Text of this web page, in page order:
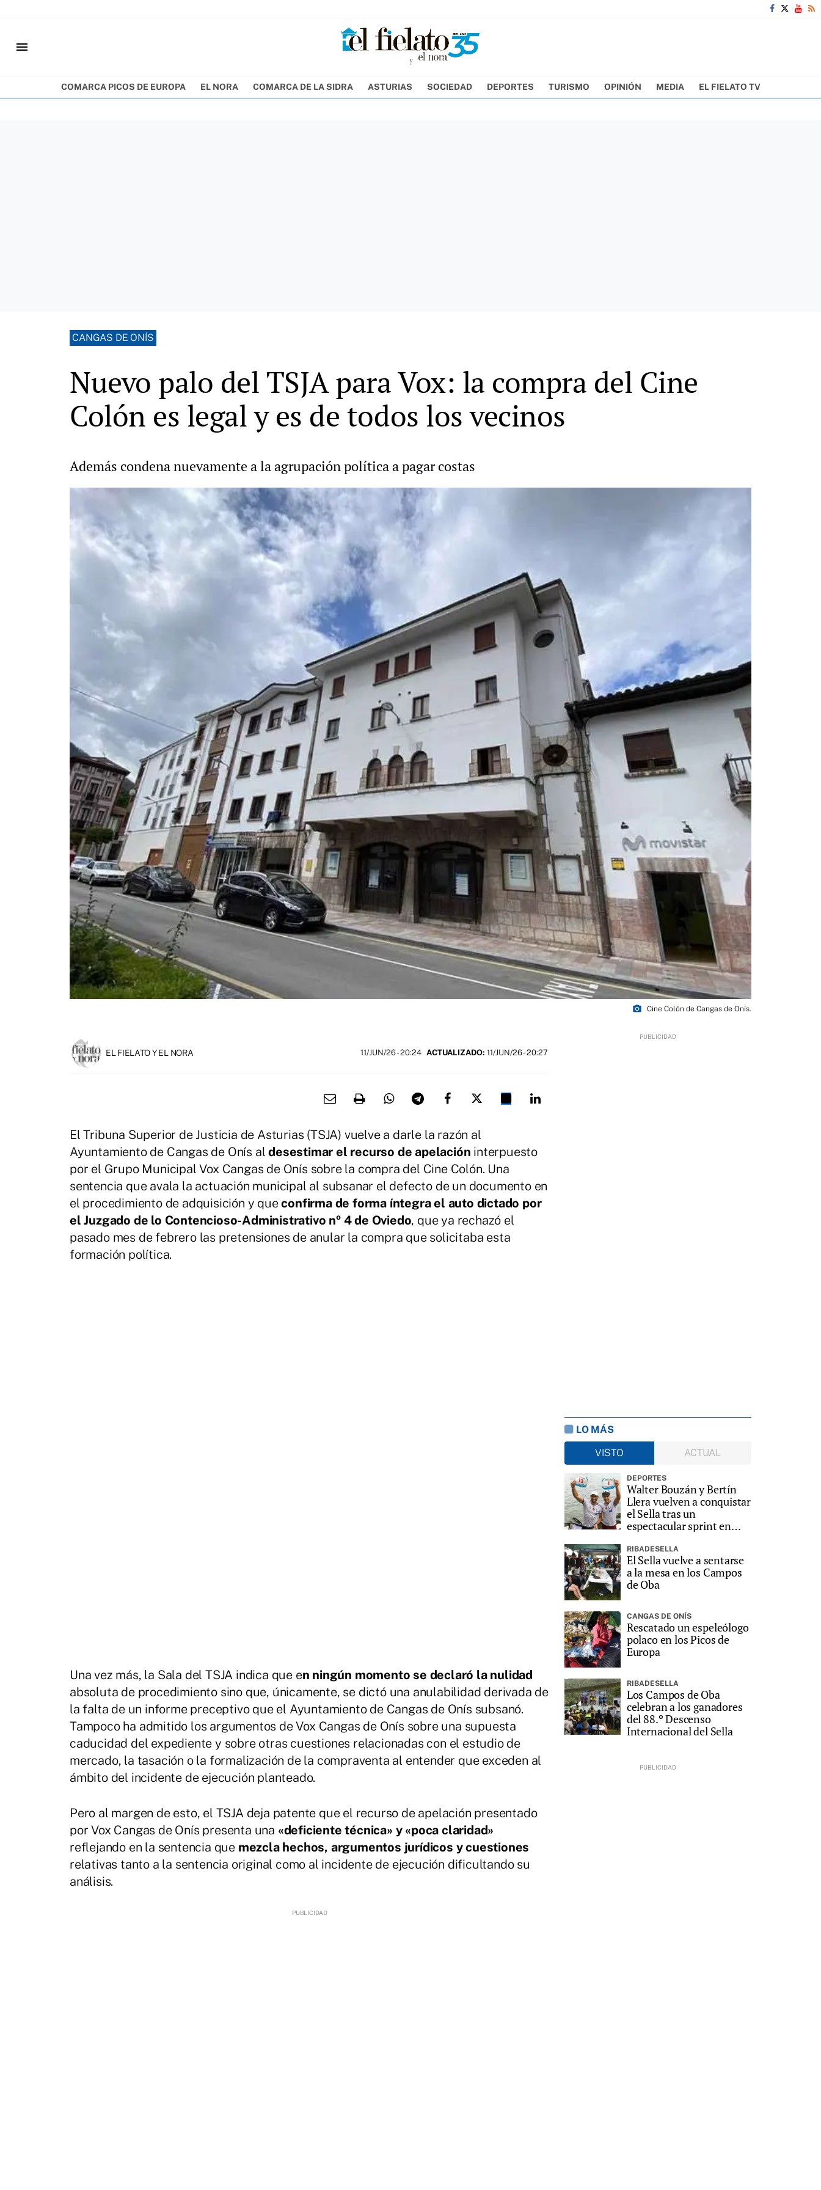
menu
COMARCA PICOS DE EUROPA EL NORA COMARCA DE LA SIDRA ASTURIAS SOCIEDAD DEPORTES TURISMO OPINIÓN MEDIA EL FIELATO TV
CANGAS DE ONÍS
Nuevo palo del TSJA para Vox: la compra del Cine
Colón es legal y es de todos los vecinos
Además condena nuevamente a la agrupación política a pagar costas
photo_camera Cine Colón de Cangas de Onís.
EL FIELATO Y EL NORA 11/JUN/26- 20:24 ACTUALIZADO: 11/JUN/26 - 20:27
El Tribuna Superior de Justicia de Asturias (TSJA) vuelve a darle la razón al
Ayuntamiento de Cangas de Onís aldesestimar el recurso de apelación interpuesto
por el Grupo Municipal Vox Cangas de Onís sobre la compra del Cine Colón. Una
sentencia que avala la actuación municipal al subsanar el defecto de un documento en
el procedimiento de adquisición y queconfirma de forma íntegra el auto dictado por
el Juzgado de lo Contencioso-Administrativo nº 4 de Oviedo, que ya rechazó el
pasado mes de febrero las pretensiones de anular la compra que solicitaba esta
formación política.
Una vez más, la Sala del TSJA indica que en ningún momento se declaró la nulidad
absoluta de procedimiento sino que, únicamente, se dictó una anulabilidad derivada de
la falta de un informe preceptivo que el Ayuntamiento de Cangas de Onís subsanó.
Tampoco ha admitido los argumentos de Vox Cangas de Onís sobre una supuesta
caducidad del expediente y sobre otras cuestiones relacionadas con el estudio de
mercado, la tasación o la formalización de la compraventa al entender que exceden al
ámbito del incidente de ejecución planteado.
Pero al margen de esto, el TSJA deja patente que el recurso de apelación presentado
por Vox Cangas de Onís presenta una «deficiente técnica» y «poca claridad»
reflejando en la sentencia que mezcla hechos, argumentos jurídicos y cuestiones
relativas tanto a la sentencia original como al incidente de ejecución dificultando su
análisis.
LO MÁS
VISTO
ACTUAL
DEPORTES
Walter Bouzán y Bertín
Llera vuelven a conquistar
el Sella tras un
espectacular sprint en
RIBADESELLA
El Sella vuelve a sentarse
a la mesa en los Campos
de Oba
CANGAS DE ONÍS
Rescatado un espeleólogo
polaco en los Picos de
Europa
RIBADESELLA
Los Campos de Oba
celebran a los ganadores
del 88.º Descenso
Internacional del Sella